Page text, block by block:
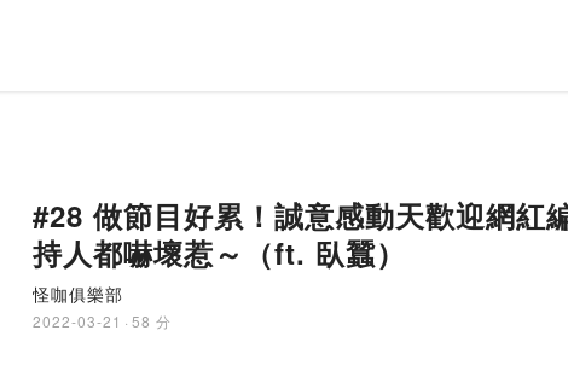
#28 做節目好累！誠意感動天歡迎網紅
持人都嚇壞惹～（ft. 臥蠶）
怪咖俱樂部
2022-03-21 · 58 分